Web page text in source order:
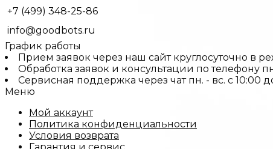
+7 (499) 348-25-86
info@goodbots.ru
График работы
Прием заявок через наш сайт круглосуточно в
Обработка заявок и консультации по телефону
Сервисная поддержка через чат пн. - вс. с 10:00
Меню
Мой аккаунт
Политика конфиденциальности
Условия возврата
Гарантия и сервис